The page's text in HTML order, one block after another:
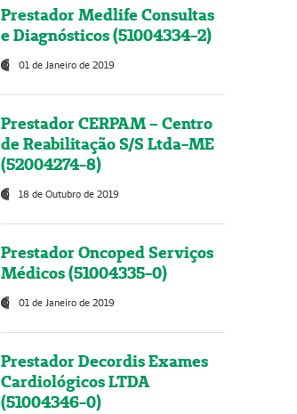
Prestador Medlife Consultas
e Diagnósticos (51004334-2)
01 de Janeiro de 2019
Prestador CERPAM – Centro
de Reabilitação S/S Ltda-ME
(52004274-8)
18 de Outubro de 2019
Prestador Oncoped Serviços
Médicos (51004335-0)
01 de Janeiro de 2019
Prestador Decordis Exames
Cardiológicos LTDA
(51004346-0)